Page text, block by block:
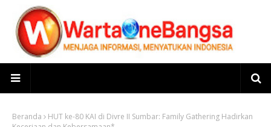
Beranda
HUT ke-80 KAI di Divre II Sumbar: Family Gathering Hadirkan